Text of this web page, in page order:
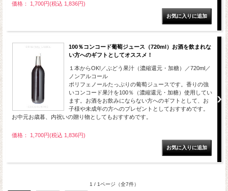
価格： 1,700円(税込 1,836円)
100％コンコード葡萄ジュース（720ml）お酒を飲まれな
い方へのギフトとしてオススメ！
１本からOK!／ぶどう果汁（濃縮還元・加糖）／720ml／
ノンアルコール
ポリフェノールたっぷりの葡萄ジュースです。香りの強
いコンコード果汁を100％（濃縮還元・加糖）使用してい
ます。お酒をお飲みにならない方へのギフトとして、お
子様や未成年の方へのプレゼントとしておすすめです。
お中元お歳暮、内祝いの贈り物としてもおすすめです。
価格： 1,700円(税込 1,836円)
1 / 1ページ （全7件）